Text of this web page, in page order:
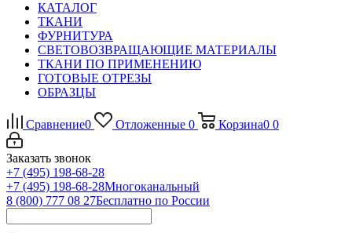
КАТАЛОГ
ТКАНИ
ФУРНИТУРА
СВЕТОВОЗВРАЩАЮЩИЕ МАТЕРИАЛЫ
ТКАНИ ПО ПРИМЕНЕНИЮ
ГОТОВЫЕ ОТРЕЗЫ
ОБРАЗЦЫ
Сравнение0 Отложенные 0 Корзина0 0
Заказать звонок
+7 (495) 198-68-28
+7 (495) 198-68-28Многоканальный
8 (800) 777 08 27Бесплатно по России